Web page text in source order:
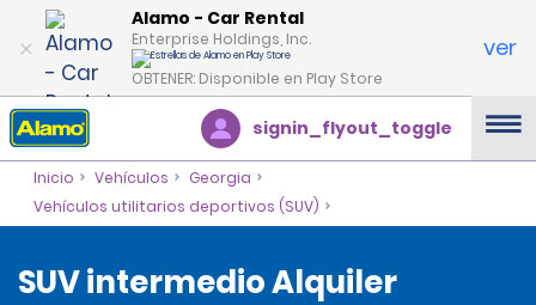
Alamo - Car Rental
Enterprise Holdings, Inc.
OBTENER: Disponible en Play Store
ver
signin_flyout_toggle
Inicio Vehículos
Georgia
Vehículos utilitarios deportivos (SUV)
SUV intermedio Alquiler